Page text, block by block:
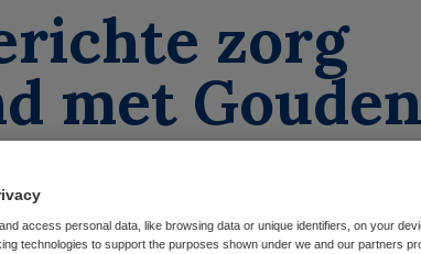
zorg
met Gouden
access personal data, like browsing data or unique identifiers, on your
technologies to support the purposes shown under we and our partners